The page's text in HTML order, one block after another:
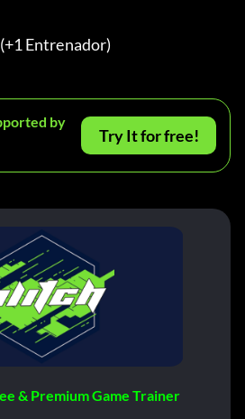
Entrenador)
by
Try It for free!
& Premium Game Trainer